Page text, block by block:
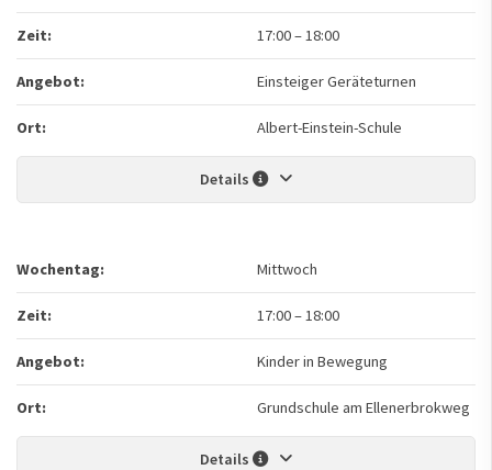
Zeit: 17:00–18:00
Angebot: Einsteiger Geräteturnen
Ort: Albert-Einstein-Schule
Details
Wochentag: Mittwoch
Zeit: 17:00–18:00
Angebot: Kinder in Bewegung
Ort: Grundschule am Ellenerbrokweg
Details